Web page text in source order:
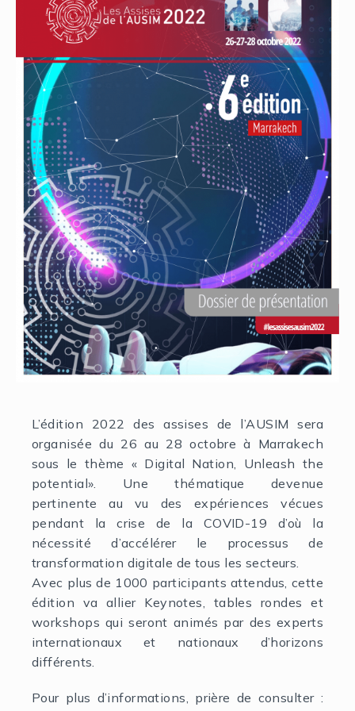
L’édition 2022 des assises de l’AUSIM sera
organisée du 26 au 28 octobre à Marrakech
sous le thème « Digital Nation, Unleash the
potential». Une thématique devenue
pertinente au vu des expériences vécues
pendant la crise de la COVID-19 d’où la
nécessité d’accélérer le processus de
transformation digitale de tous les secteurs.
Avec plus de 1000 participants attendus, cette
édition va allier Keynotes, tables rondes et
workshops qui seront animés par des experts
internationaux et nationaux d’horizons
différents.
Pour plus d’informations, prière de consulter :